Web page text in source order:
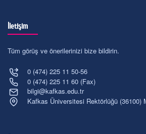
İletişim
Tüm görüş ve önerilerinizi bize bildirin.
0 (474) 225 11 50-56
0 (474) 225 11 60 (Fax)
bilgi@kafkas.edu.tr
Kafkas Üniversitesi Rektörlüğü (36100)